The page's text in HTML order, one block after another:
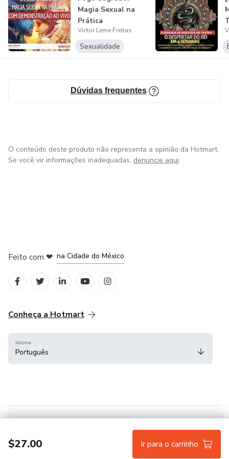
Magia Sexual na
Prática
Victor Leme Freitas
Sexualidade
Dúvidas frequentes
$27.00 Ir para o carrinho
O conteúdo deste produto não representa a opinião da Hotmart.
Se você vir informações inadequadas, denuncie aqui
Feito com ❤ na Cidade do México
Conheça a Hotmart
Idioma
Português